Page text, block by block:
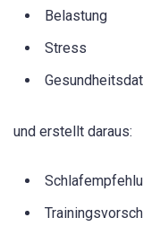
Belastung
Stress
und erstellt daraus: